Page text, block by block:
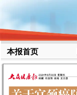
本报首页